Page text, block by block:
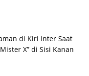
di Kiri Inter Saat
X” di Sisi Kanan